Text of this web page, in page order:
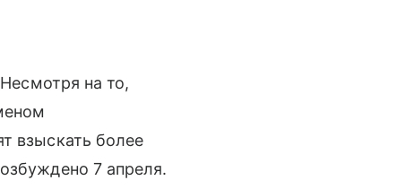
на то,
взыскать более
7 апреля.